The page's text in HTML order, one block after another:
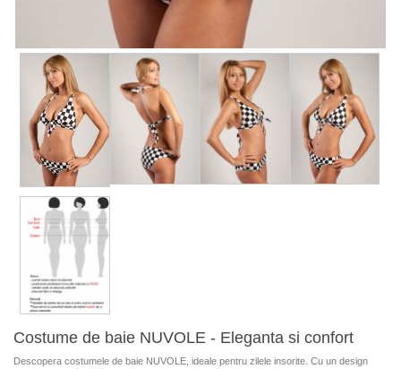
Costume de baie NUVOLE - Eleganta si confort
Descopera costumele de baie NUVOLE, ideale pentru zilele insorite. Cu un design